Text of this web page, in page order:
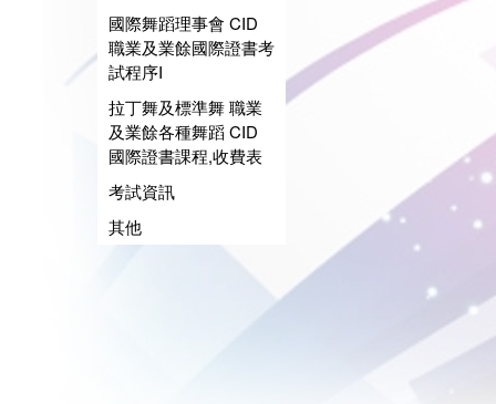
國際舞蹈理事會 CID
職業及業餘國際證書考
試程序I
拉丁舞及標準舞 職業
及業餘各種舞蹈 CID
國際證書課程,收費表
考試資訊
其他